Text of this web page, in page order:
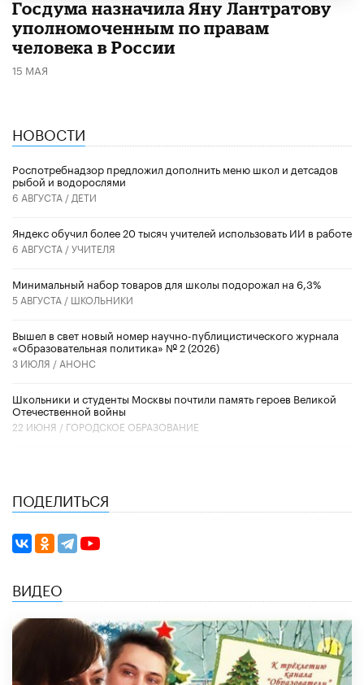
Госдума назначила Яну Лантратову
уполномоченным по правам
человека в России
15 МАЯ
НОВОСТИ
Роспотребнадзор предложил дополнить меню школ и детсадов
рыбой и водорослями
6 АВГУСТА / ДЕТИ
​Яндекс обучил более 20 тысяч учителей использовать ИИ в работе
6 АВГУСТА /УЧИТЕЛЯ
Минимальный набор товаров для школы подорожал на 6,3%
5 АВГУСТА / ШКОЛЬНИКИ
Вышел в свет новый номер научно-публицистического журнала
«Образовательная политика» № 2 (2026)
3 ИЮЛЯ / АНОНС
Школьники и студенты Москвы почтили память героев Великой
Отечественной войны
22 ИЮНЯ / ГОРОДСКОЕ ОБРАЗОВАНИЕ
ПОДЕЛИТЬСЯ
ВИДЕО